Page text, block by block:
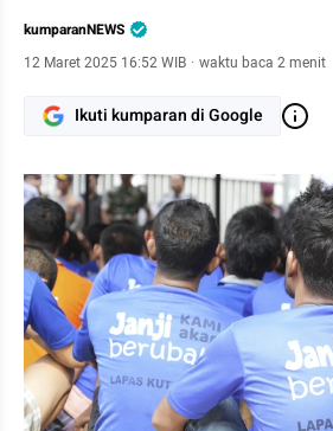
kumparanNEWS
12 Maret 2025 16:52 WIB · waktu baca 2 menit
Ikuti kumparan di Google